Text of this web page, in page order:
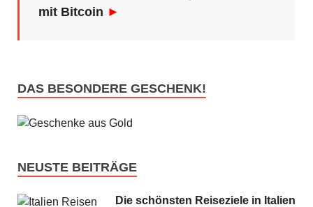
mit Bitcoin ►
DAS BESONDERE GESCHENK!
NEUSTE BEITRÄGE
Die schönsten Reiseziele in Italien